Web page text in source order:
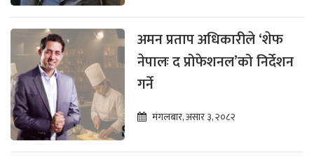
अमन प्रताप अधिकारीले ‘शेफ
नेपालः द प्रोफेशनल’को निर्देशन
गर्ने
मंगलबार, असार ३, २०८२